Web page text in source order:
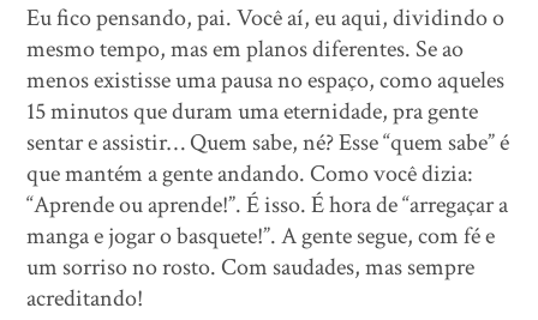
Eu fico pensando, pai. Você aí, eu aqui, dividindo o
mesmo tempo, mas em planos diferentes. Se ao
menos existisse uma pausa no espaço, como aqueles
15 minutos que duram uma eternidade, pra gente
sentar e assistir… Quem sabe, né? Esse “quem sabe” é
que mantém a gente andando. Como você dizia:
“Aprende ou aprende!”. É isso. É hora de “arregaçar a
manga e jogar o basquete!”. A gente segue, com fé e
um sorriso no rosto. Com saudades, mas sempre
acreditando!